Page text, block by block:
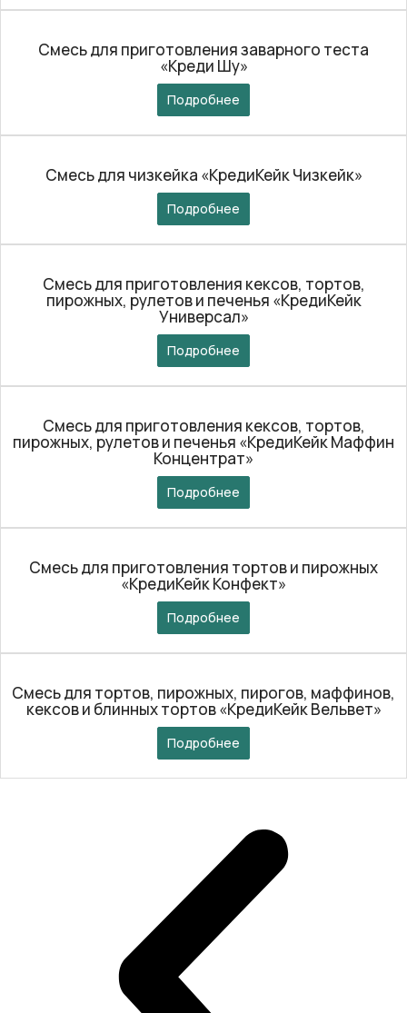
Смесь для приготовления заварного теста
«Креди Шу»
Подробнее
Смесь для чизкейка «КредиКейк Чизкейк»
Подробнее
Смесь для приготовления кексов, тортов,
пирожных, рулетов и печенья «КредиКейк
Универсал»
Подробнее
Смесь для приготовления кексов, тортов,
пирожных, рулетов и печенья «КредиКейк Маффин
Концентрат»
Подробнее
Смесь для приготовления тортов и пирожных
«КредиКейк Конфект»
Подробнее
Смесь для тортов, пирожных, пирогов, маффинов,
кексов и блинных тортов «КредиКейк Вельвет»
Подробнее